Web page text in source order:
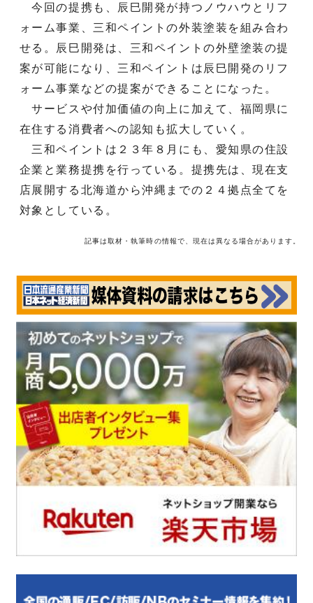
今回の提携も、辰巳開発が持つノウハウとリフ
ォーム事業、三和ペイントの外装塗装を組み合わ
せる。辰巳開発は、三和ペイントの外壁塗装の提
案が可能になり、三和ペイントは辰巳開発のリフ
ォーム事業などの提案ができることになった。
サービスや付加価値の向上に加えて、福岡県に
在住する消費者への認知も拡大していく。
三和ペイントは２３年８月にも、愛知県の住設
企業と業務提携を行っている。提携先は、現在支
店展開する北海道から沖縄までの２４拠点全てを
対象としている。
記事は取材・執筆時の情報で、現在は異なる場合があります。